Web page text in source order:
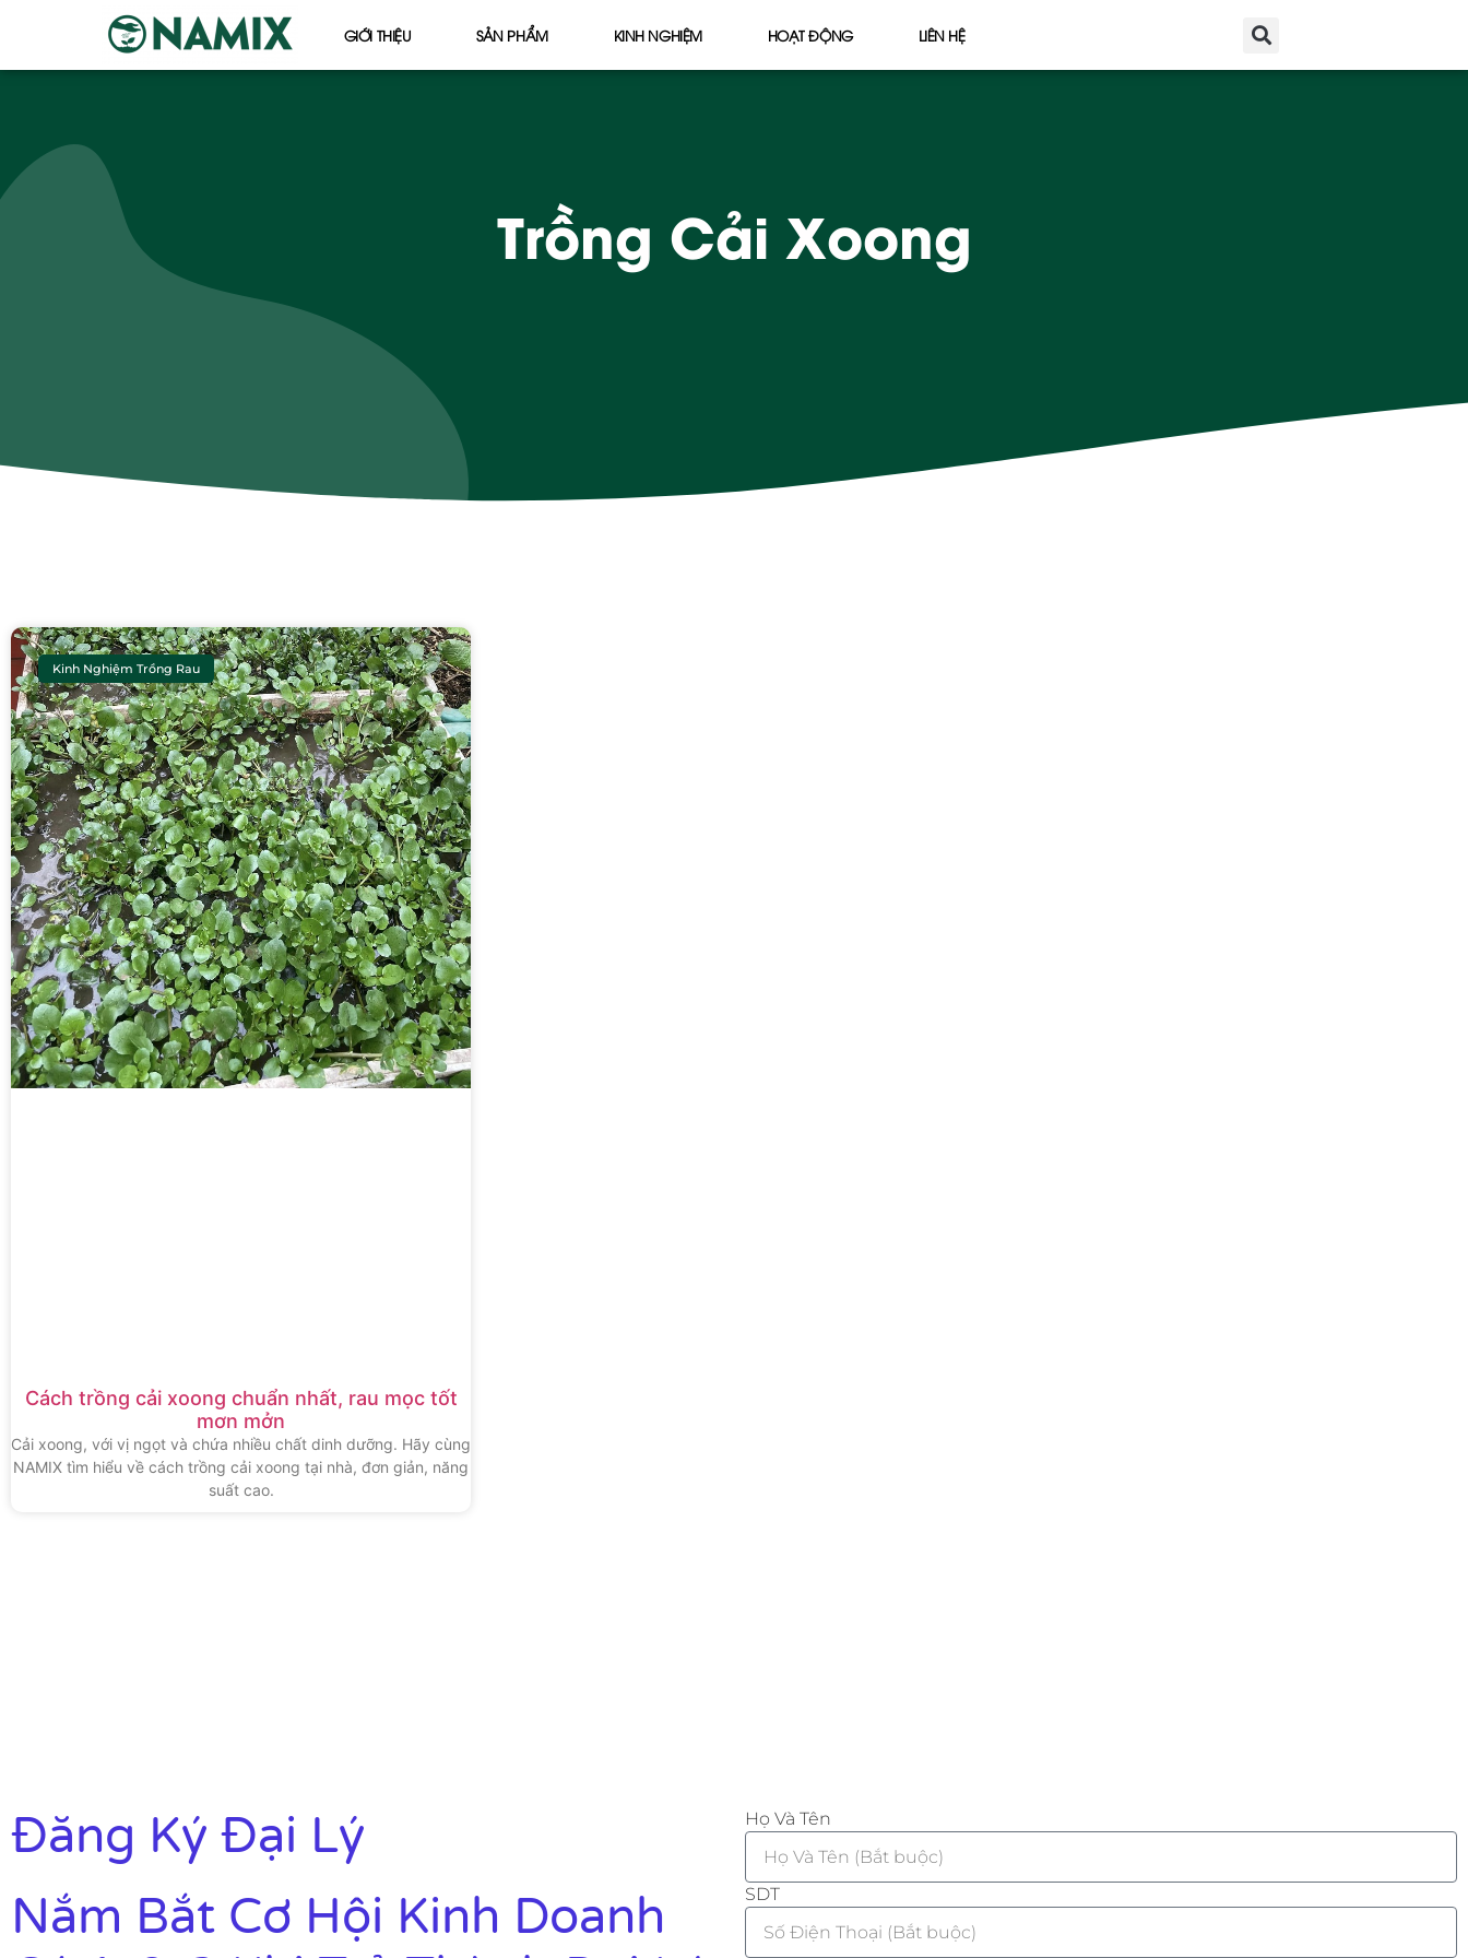
GIỚI THIỆU SẢN PHẨM KINH NGHIỆM HOẠT ĐỘNG LIÊN HỆ
Trồng Cải Xoong
Kinh Nghiệm Trồng Rau
Cách trồng cải xoong chuẩn nhất, rau mọc tốt
mơn mởn
Cải xoong, với vị ngọt và chứa nhiều chất dinh dưỡng. Hãy cùng
NAMIX tìm hiểu về cách trồng cải xoong tại nhà, đơn giản, năng
suất cao.
Đăng Ký Đại Lý
Nắm Bắt Cơ Hội Kinh Doanh
Họ Và Tên
SDT